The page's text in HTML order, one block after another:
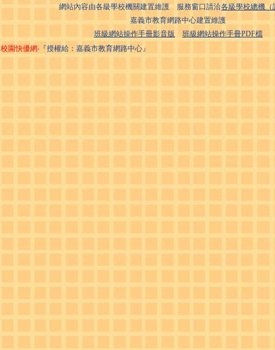
網站內容由各級學校機關建置維護 服務窗口請洽各級學校總機（
嘉義市教育網路中心建置維護
班級網站操作手冊影音版
班級網站操作手冊PDF檔
校園快優網‧『授權給：嘉義市教育網路中心』